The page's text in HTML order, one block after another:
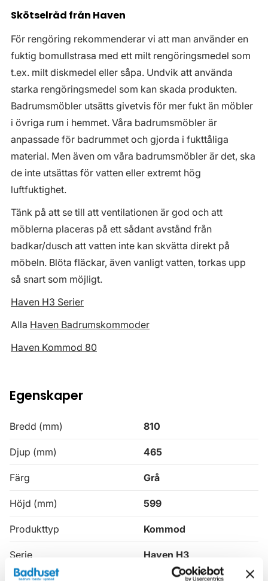
Skötselråd från Haven
För rengöring rekommenderar vi att man använder en
fuktig bomullstrasa med ett milt rengöringsmedel som
t.ex. milt diskmedel eller såpa. Undvik att använda
starka rengöringsmedel som kan skada produkten.
Badrumsmöbler utsätts givetvis för mer fukt än möbler
i övriga rum i hemmet. Våra badrumsmöbler är
anpassade för badrummet och gjorda i fukttåliga
material. Men även om våra badrumsmöbler är det, ska
de inte utsättas för vatten eller extremt hög
luftfuktighet.
Tänk på att se till att ventilationen är god och att
möblerna placeras på ett sådant avstånd från
badkar/dusch att vatten inte kan skvätta direkt på
möbeln. Blöta fläckar, även vanligt vatten, torkas upp
så snart som möjligt.
Haven H3 Serier
Alla Haven Badrumskommoder
Haven Kommod 80
Egenskaper
Bredd (mm) 810
Djup (mm) 465
Färg Grå
Höjd (mm) 599
Produkttyp Kommod
Serie Haven H3